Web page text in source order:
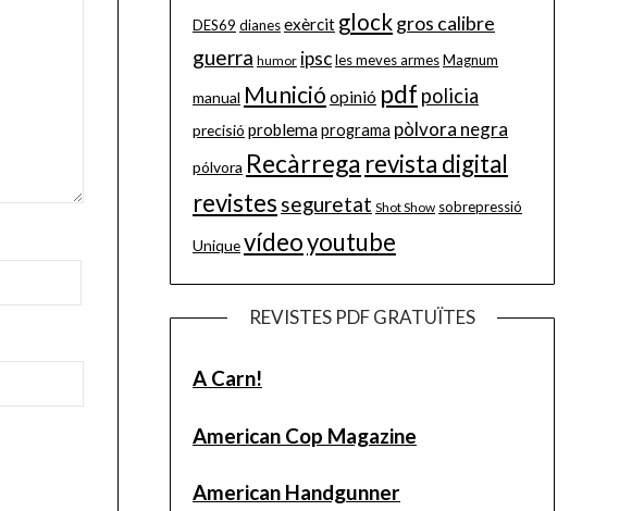
DES69 dianesexèrcit glockgros calibre
guerra humor ipscles meves armesMagnum
manual Munició opinió pdf policia
precisió problemaprograma pòlvora negra
pólvora Recàrrega revista digital
revistes seguretat Shot Show sobrepressió
Uniquevídeoyoutube
REVISTES PDF GRATUÏTES
A Carn!
American Cop Magazine
American Handgunner